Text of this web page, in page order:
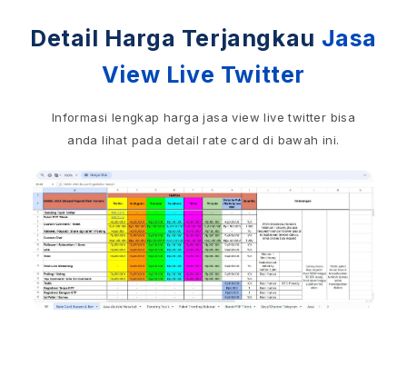
Detail Harga Terjangkau Jasa
View Live Twitter
Informasi lengkap harga jasa view live twitter bisa
anda lihat pada detail rate card di bawah ini.